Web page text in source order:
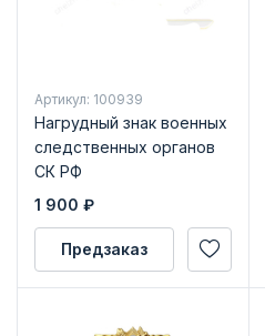
Артикул: 100939
Нагрудный знак военных
следственных органов
СК РФ
«Квалификационный
1 900 ₽
Предзаказ